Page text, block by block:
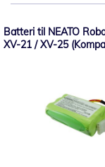
Batteri til NEATO
XV-21 / XV-25